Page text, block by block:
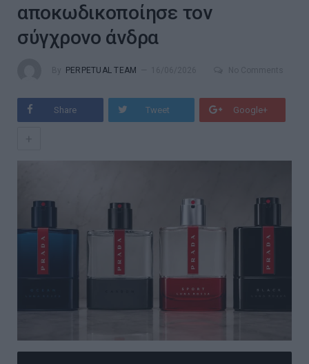
αποκωδικοποίησε τον
σύγχρονο άνδρα
PERPETUAL TEAM
Share Tweet Google+